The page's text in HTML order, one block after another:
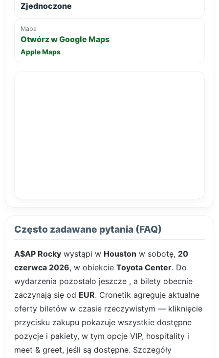
Zjednoczone
Mapa
Otwórz w Google Maps
Apple Maps
Często zadawane pytania (FAQ)
A$AP Rocky wystąpi w Houston w sobotę, 20
czerwca 2026, w obiekcie Toyota Center. Do
wydarzenia pozostało jeszcze , a bilety obecnie
zaczynają się od EUR. Cronetik agreguje aktualne
oferty biletów w czasie rzeczywistym — kliknięcie
przycisku zakupu pokazuje wszystkie dostępne
pozycje i pakiety, w tym opcje VIP, hospitality i
meet & greet, jeśli są dostępne. Szczegóły